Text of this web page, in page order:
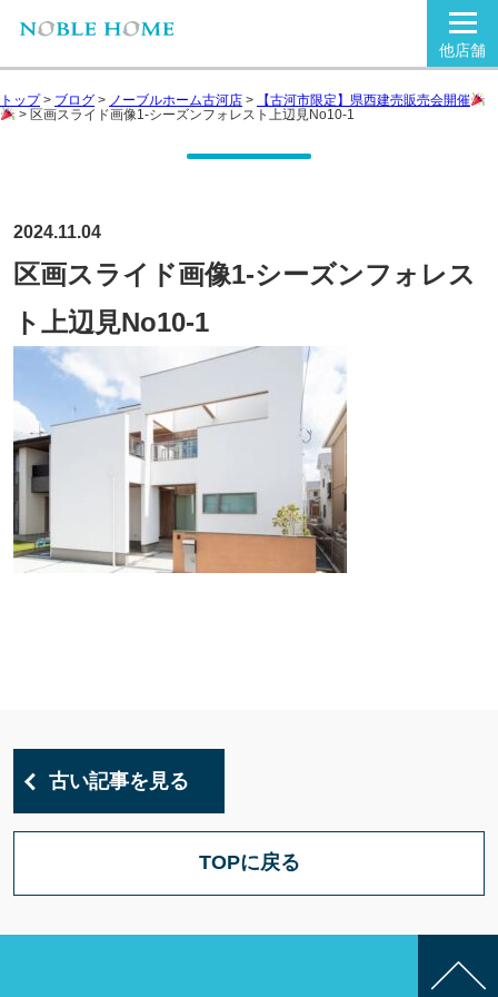
他店舗
トップ> ブログ > ノーブルホーム古河店 >
【古河市限定】県西建売販売会開催
> 区画スライド画像1-シーズンフォレスト上辺見No10-1
2024.11.04
区画スライド画像1-シーズンフォレス
ト上辺見No10-1
古い記事を見る
TOPに戻る